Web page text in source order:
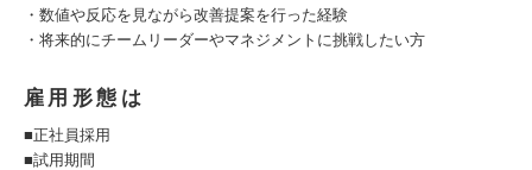
・数値や反応を見ながら改善提案を行った経験
・将来的にチームリーダーやマネジメントに挑戦したい方
雇用形態は
■正社員採用
■試用期間